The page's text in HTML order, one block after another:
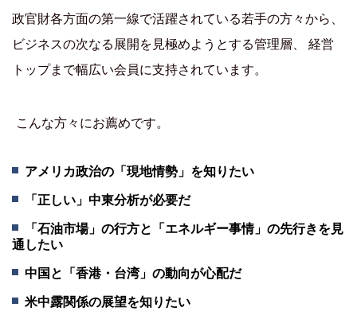
政官財各方面の第一線で活躍されている若手の方々から、
ビジネスの次なる展開を見極めようとする管理層、 経営
トップまで幅広い会員に支持されています。
こんな方々にお薦めです。
アメリカ政治の「現地情勢」を知りたい
「正しい」中東分析が必要だ
「石油市場」の行方と「エネルギー事情」の先行きを見
通したい
中国と「香港・台湾」の動向が心配だ
米中露関係の展望を知りたい